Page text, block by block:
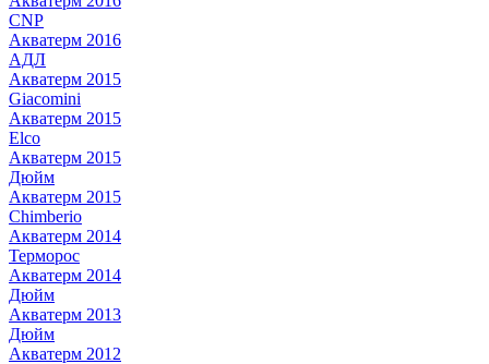
CNP
Акватерм 2016
АДЛ
Акватерм 2015
Giacomini
Акватерм 2015
Elco
Акватерм 2015
Дюйм
Акватерм 2015
Chimberio
Акватерм 2014
Терморос
Акватерм 2014
Дюйм
Акватерм 2013
Дюйм
Акватерм 2012